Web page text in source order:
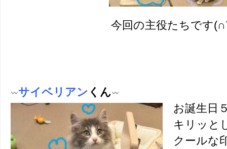
今回の主役たちです
サイベリアン くん
お誕生日
キリッと
クールな